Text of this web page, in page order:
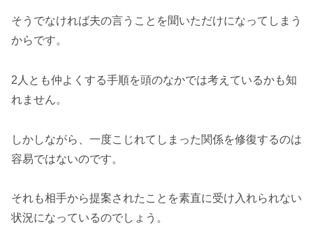
そうでなければ夫の言うことを聞いただけになってしまう
からです。
2人とも仲よくする手順を頭のなかでは考えているかも知
れません。
しかしながら、一度こじれてしまった関係を修復するのは
容易ではないのです。
それも相手から提案されたことを素直に受け入れられない
状況になっているのでしょう。